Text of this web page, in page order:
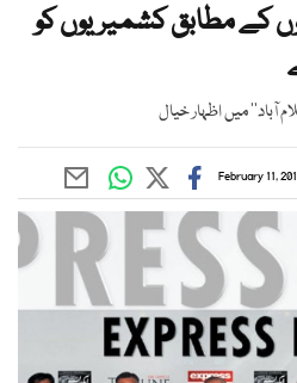
کے مطابق کشمیریوں کو
آباد‘‘ میں اظہار خیال
February 11,